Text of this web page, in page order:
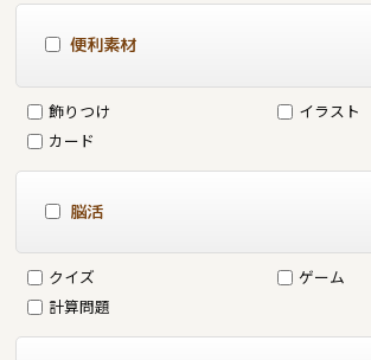
便利素材
飾りつけ
イラスト
カード
脳活
クイズ
ゲーム
計算問題